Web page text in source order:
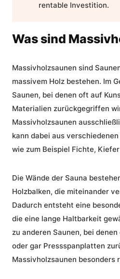
rentable Investition.
Was sind
Massivholzsaunen sind
massivem Holz bestehen. Im
Saunen, bei denen oft auf
Materialien zurückgegriffen
Massivholzsaunen
kann dabei aus
wie zum Beispiel Fichte,
Die Wände der Sauna
Holzbalken, die miteinander
Dadurch entsteht eine
die eine lange Haltbarkeit
zu anderen Saunen, bei
oder gar Pressspanplatten
Massivholzsaunen besonders